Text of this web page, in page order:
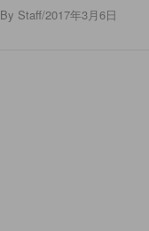
By Staff/2017年3月6日